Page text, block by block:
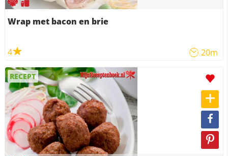
Wrap met bacon en brie
4 20m
RECEPT